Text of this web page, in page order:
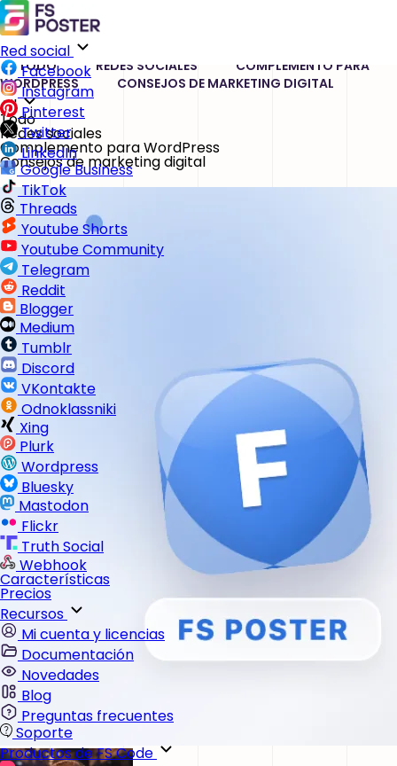
Red social
Facebook
Instagram
Pinterest
Twitter
LinkedIn
Google Business
TikTok
Threads
Youtube Shorts
Youtube Community
Telegram
Reddit
Blogger
Medium
Tumblr
Discord
VKontakte
Odnoklassniki
Xing
Plurk
Wordpress
Bluesky
Mastodon
Flickr
Truth Social
Webhook
Características
Precios
Recursos
Mi cuenta y licencias
Documentación
Novedades
Blog
Preguntas frecuentes
Soporte
Productos de FS Code
Mantente actualizado con las tendencias de WordPress
y aprende cómo FS Poster simplifica la gestión de tus
TODO REDES SOCIALES
COMPLEMENTO PARA
WORDPRESS
CONSEJOS DE MARKETING DIGITAL
All
Todo
Redes sociales
Complemento para WordPress
Consejos de marketing digital